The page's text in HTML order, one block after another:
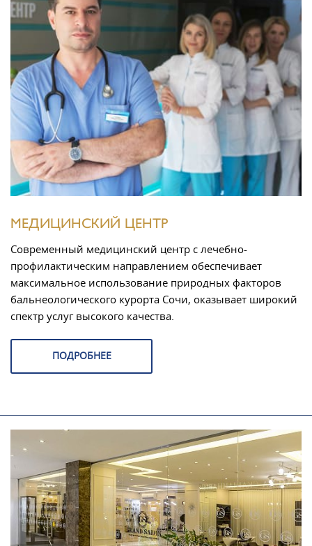
МЕДИЦИНСКИЙ ЦЕНТР
Современный медицинский центр с лечебно-
профилактическим направлением обеспечивает
максимальное использование природных факторов
бальнеологического курорта Сочи, оказывает широкий
спектр услуг высокого качества.
ПОДРОБНЕЕ